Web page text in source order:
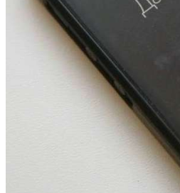
Сладкий праздник в
парке прошёл фестиваль
Волгоградские компании
заключены контракты на